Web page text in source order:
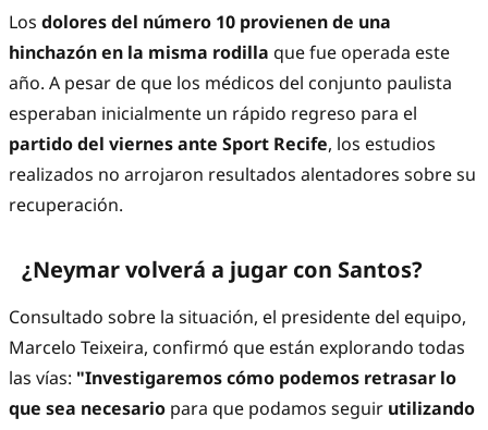
Los dolores del número 10 provienen de una
hinchazón en la misma rodilla que fue operada este
año. A pesar de que los médicos del conjunto paulista
esperaban inicialmente un rápido regreso para el
partido del viernes ante Sport Recife, los estudios
realizados no arrojaron resultados alentadores sobre su
recuperación.
¿Neymar volverá a jugar con Santos?
Consultado sobre la situación, el presidente del equipo,
Marcelo Teixeira, confirmó que están explorando todas
las vías: "Investigaremos cómo podemos retrasar lo
que sea necesario para que podamos seguir utilizando